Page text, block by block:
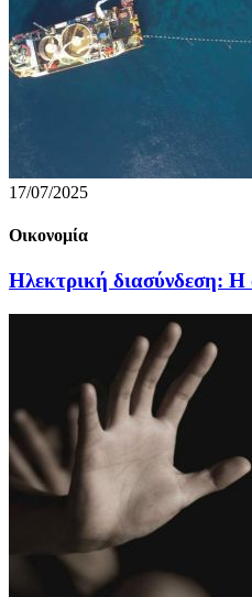
17/07/2025
Οικονομία
Ηλεκτρική διασύνδεση: Η